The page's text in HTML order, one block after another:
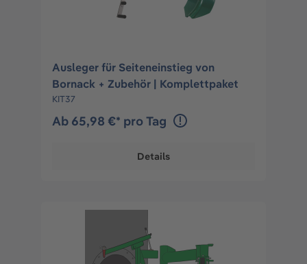
Ausleger für Seiteneinstieg von
Bornack + Zubehör | Komplettpaket
KIT37
Ab 65,98 €* pro Tag
Details